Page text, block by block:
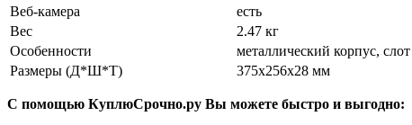
Веб-камера
есть
Вес
2.47 кг
Особенности
металлический корпус,
Размеры (Д*Ш*Т)
375x256x28 мм
С помощью КуплюСрочно.ру Вы можете быстро и выгодно: